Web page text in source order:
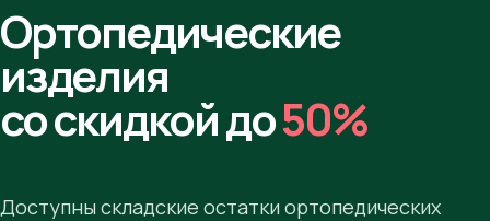
Ортопедические
изделия
со скидкой до50%
Доступны складские остатки ортопедических